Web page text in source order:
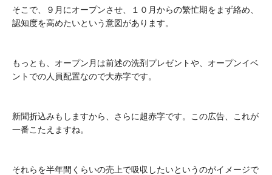
そこで、９月にオープンさせ、１０月からの繁忙期をまず絡め、
認知度を高めたいという意図があります。
もっとも、オープン月は前述の洗剤プレゼントや、オープンイベ
ントでの人員配置なので大赤字です。
新聞折込みもしますから、さらに超赤字です。この広告、これが
一番こたえますね。
それらを半年間くらいの売上で吸収したいというのがイメージで